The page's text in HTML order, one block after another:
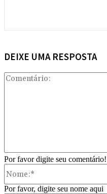
DEIXE UMA RESPOSTA
Por favor digite seu comentário!
Por favor, digite seu nome aqui